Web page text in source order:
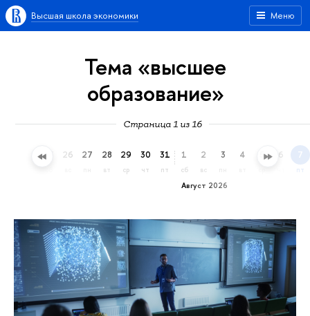
Меню
Высшая школа экономики
Тема «высшее
образование»
Страница 1 из 16
25 26 27 28
вт
29
ср
30
чт
31
пт
Август 2026
1
сб
2
вс
3 4 5 6 7
пт